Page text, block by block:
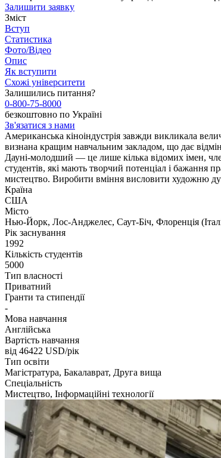
Залишити заявку
Зміст
Вступ
Статистика
Фото/Відео
Опис
Як вступити
Схожі університети
Залишились питання?
0-800-75-8000
безкоштовно по Україні
Зв'язатися з нами
Американська кіноіндустрія завжди викликала
визнана кращим навчальним закладом, що дає
Дауні-молодший — це лише кілька відомих імен,
студентів, які мають творчий потенціал і бажання
мистецтво. Виробити вміння висловити художню
Країна
США
Місто
Нью-Йорк, Лос-Анджелес, Саут-Біч, Флоренція
Рік заснування
1992
Кількість студентів
5000
Тип власності
Приватний
Гранти та стипендії
-
Мова навчання
Англійська
Вартість навчання
від 46422 USD/рік
Тип освіти
Магістратура, Бакалаврат, Друга вища
Спеціальність
Мистецтво, Інформаційні технології